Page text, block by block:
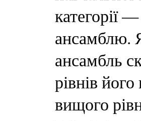
категорії
ансамблю.
ансамбль
рівнів
вищого